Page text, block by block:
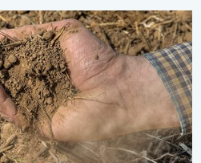
plus vite. Nouvelle étude. . . jeudi